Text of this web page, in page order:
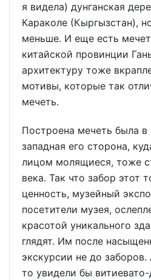
я видела) дунганская
Караколе (Кыргызстан),
меньше. И еще есть
китайской провинции
архитектуру тоже
мотивы, которые так
мечеть.
Построена мечеть была в
западная его сторона,
лицом молящиеся, тоже
века. Так что забор этот
ценность, музейный
посетители музея,
красотой уникального
глядят. Им после
экскурсии не до
то увидели бы